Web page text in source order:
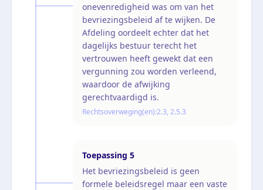
onevenredigheid was om van het
bevriezingsbeleid af te wijken. De
Afdeling oordeelt echter dat het
dagelijks bestuur terecht het
vertrouwen heeft gewekt dat een
vergunning zou worden verleend,
waardoor de afwijking
gerechtvaardigd is.
Rechtsoverweging(en):2.3, 2.5.3
Toepassing 5
Het bevriezingsbeleid is geen
formele beleidsregel maar een vaste